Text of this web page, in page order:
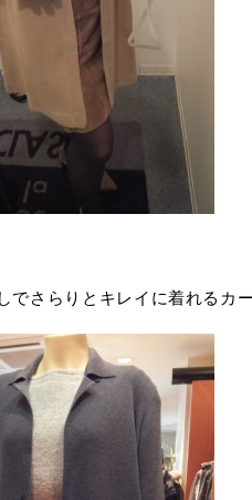
でさらりとキレイに着れるカ